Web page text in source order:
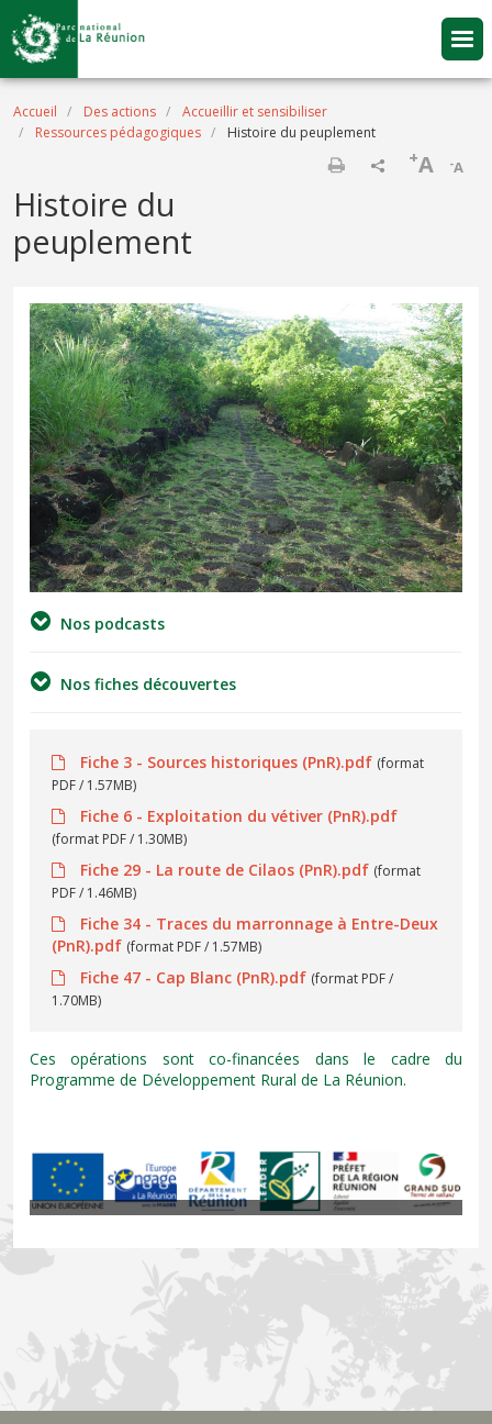
Aller au contenu principal
Fil d'Ariane
Accueil Des actions
Accueillir et sensibiliser
Ressources pédagogiques
Histoire du peuplement
-A
+A
Histoire du
peuplement
Nos podcasts
Nos fiches découvertes
Fiche 3 - Sources historiques (PnR).pdf (format
PDF / 1.57MB)
Fiche 6 - Exploitation du vétiver (PnR).pdf
(format PDF / 1.30MB)
Fiche 29 - La route de Cilaos (PnR).pdf (format
PDF / 1.46MB)
Fiche 34 - Traces du marronnage à Entre-Deux
(PnR).pdf (format PDF / 1.57MB)
Fiche 47 - Cap Blanc (PnR).pdf (format PDF /
1.70MB)
Ces opérations sont co-financées dans le cadre du
Programme de Développement Rural de La Réunion.